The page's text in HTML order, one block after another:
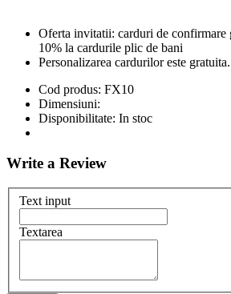
Oferta invitatii: carduri de confirmare
10% la cardurile plic de bani
Personalizarea cardurilor este gratuita.
Cod produs: FX10
Dimensiuni:
Disponibilitate: In stoc
Write a Review
Text input
Textarea